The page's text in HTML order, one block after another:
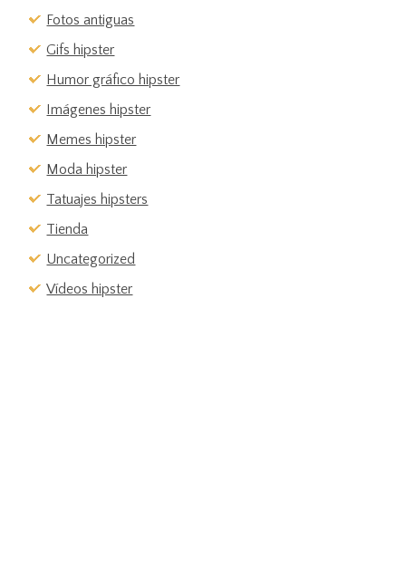
Fotos antiguas
Gifs hipster
Humor gráfico hipster
Imágenes hipster
Memes hipster
Moda hipster
Tatuajes hipsters
Tienda
Uncategorized
Vídeos hipster